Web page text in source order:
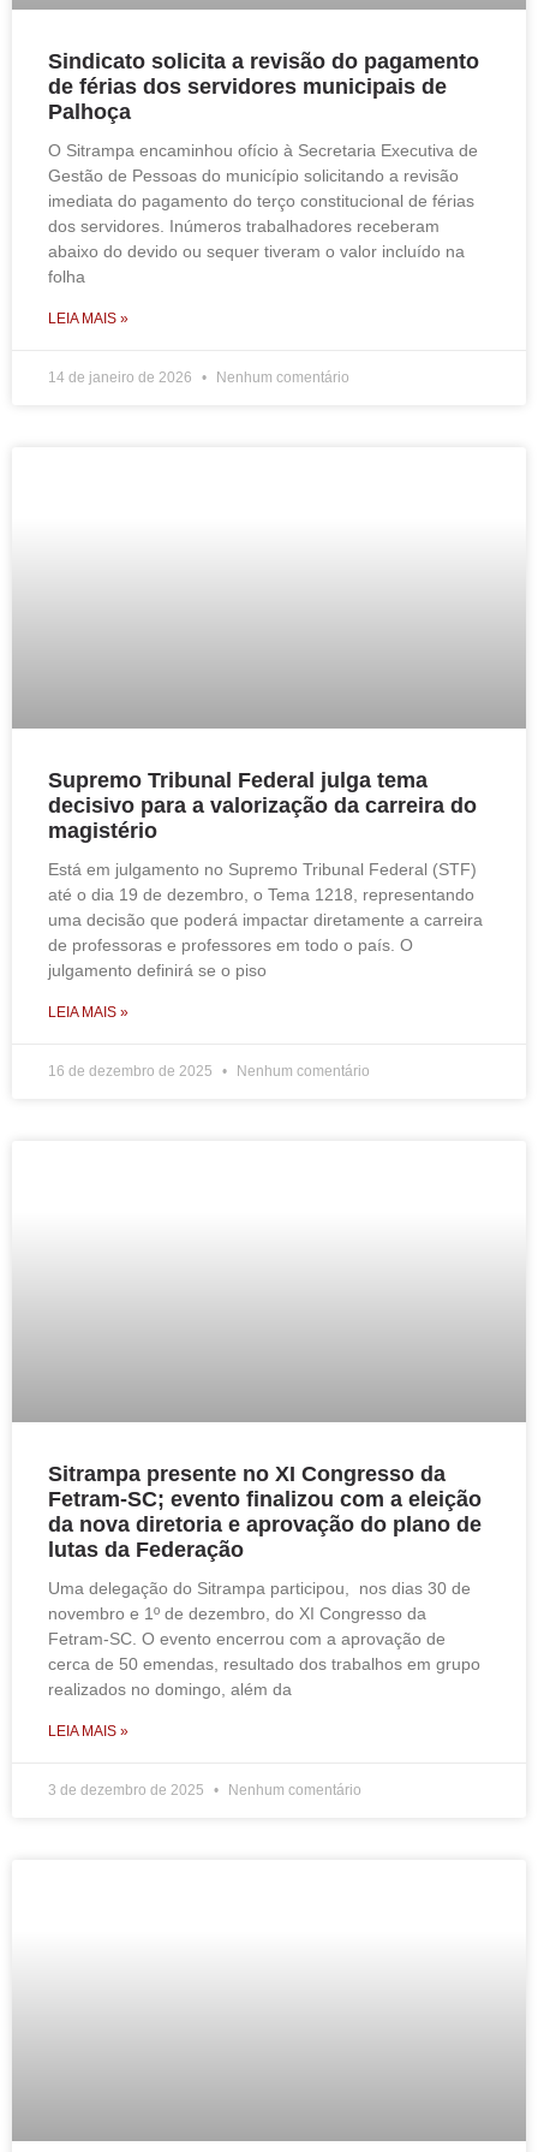
Sindicato solicita a revisão do pagamento
de férias dos servidores municipais de
Palhoça
O Sitrampa encaminhou ofício à Secretaria Executiva de
Gestão de Pessoas do município solicitando a revisão
imediata do pagamento do terço constitucional de férias
dos servidores. Inúmeros trabalhadores receberam
abaixo do devido ou sequer tiveram o valor incluído na
folha
LEIA MAIS »
14 de janeiro de 2026 Nenhum comentário
Supremo Tribunal Federal julga tema
decisivo para a valorização da carreira do
magistério
Está em julgamento no Supremo Tribunal Federal (STF)
até o dia 19 de dezembro, o Tema 1218, representando
uma decisão que poderá impactar diretamente a carreira
de professoras e professores em todo o país. O
julgamento definirá se o piso
LEIA MAIS »
16 de dezembro de 2025 Nenhum comentário
Sitrampa presente no XI Congresso da
Fetram-SC; evento finalizou com a eleição
da nova diretoria e aprovação do plano de
lutas da Federação
Uma delegação do Sitrampa participou, nos dias 30 de
novembro e 1º de dezembro, do XI Congresso da
Fetram-SC. O evento encerrou com a aprovação de
cerca de 50 emendas, resultado dos trabalhos em grupo
realizados no domingo, além da
LEIA MAIS »
3 de dezembro de 2025 Nenhum comentário